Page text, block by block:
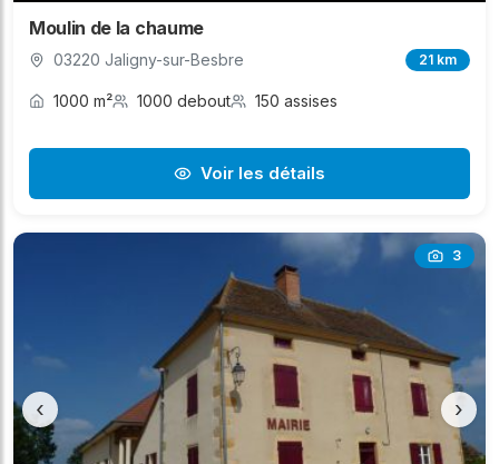
Moulin de la chaume
03220 Jaligny-sur-Besbre 21 km
1000 m² 1000 debout 150 assises
Voir les détails
3
‹ ›